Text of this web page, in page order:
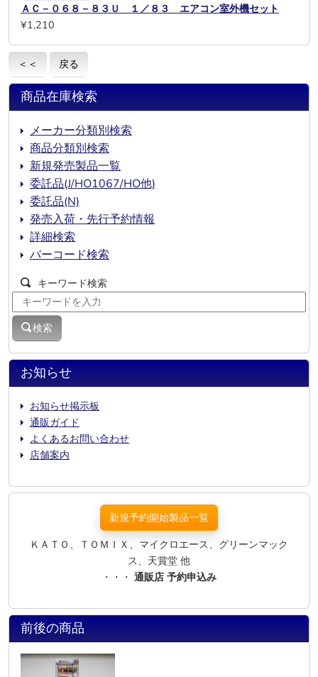
ＡＣ－０６８－８３Ｕ １／８３ エアコン室外機セット
¥1,210
＜＜ 戻る
お知らせ
お知らせ掲示板
通販ガイド
よくあるお問い合わせ
店舗案内
商品在庫検索
メーカー分類別検索
商品分類別検索
新規発売製品一覧
委託品(J/HO1067/HO他)
委託品(N)
発売入荷・先行予約情報
詳細検索
バーコード検索
キーワード検索
検索
新規予約開始製品一覧
ＫＡＴＯ、ＴＯＭＩＸ、マイクロエース、グリーンマック
ス、天賞堂 他
・・・ 通販店 予約申込み
前後の商品